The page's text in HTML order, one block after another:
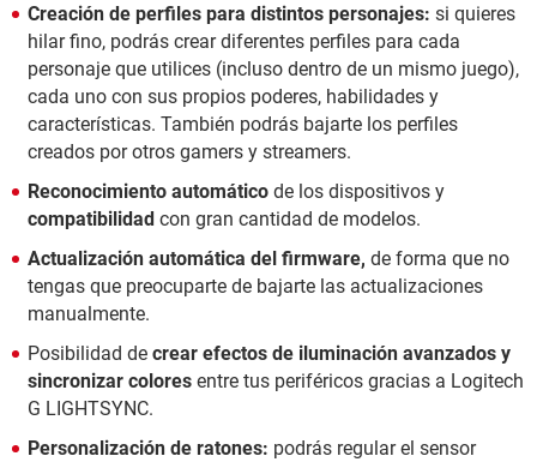
Creación de perfiles para distintos personajes: si quieres
hilar fino, podrás crear diferentes perfiles para cada
personaje que utilices (incluso dentro de un mismo juego),
cada uno con sus propios poderes, habilidades y
características. También podrás bajarte los perfiles
creados por otros gamers y streamers.
Reconocimiento automático de los dispositivos y
compatibilidad con gran cantidad de modelos.
Actualización automática del firmware, de forma que no
tengas que preocuparte de bajarte las actualizaciones
manualmente.
Posibilidad de crear efectos de iluminación avanzados y
sincronizar colores entre tus periféricos gracias a Logitech
G LIGHTSYNC.
Personalización de ratones: podrás regular el sensor